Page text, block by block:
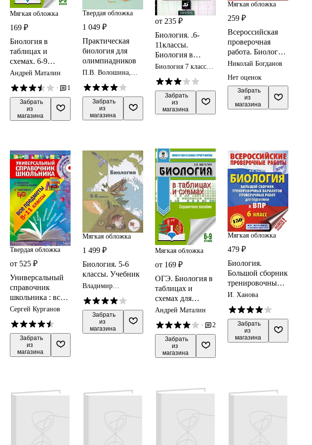
Мягкая обложка
169 ₽
Биология в
таблицах и
схемах. 6-9
классы
Андрей Маталин
·
1
Забрать
из
магазина
Твердая обложка
1 049 ₽
Практическая
биология для
олимпиадников
П.В. Волошина,
Забрать
из
магазина
от 235 ₽
Биология. .6-
11классы.
Биология в
таблицах.
пособие
Биология 7 класс
Забрать
из
магазина
Мягкая обложка
259 ₽
Всероссийская
проверочная
работа. Биология.
6 класс. 10
Типовые задания.
ФГОС
Николай Богданов
Нет оценок
Забрать
из
магазина
Твердая обложка
от 525 ₽
Универсальный
справочник
школьника : все
предметы : 5 - 11
Сергей Курганов
Забрать
из
магазина
Мягкая обложка
1 499 ₽
Биология. 5-6
классы. Учебник
Владимир
Сухова
Забрать
из
магазина
Мягкая обложка
от 169 ₽
ОГЭ. Биология в
таблицах и
схемах для
подготовки к
Андрей Маталин
·
2
Забрать
из
магазина
Мягкая обложка
479 ₽
Биология.
Большой сборник
тренировочных
вариантов
работ для
подготовки к
ВПР. 6 класс
И. Ханова
Забрать
из
магазина